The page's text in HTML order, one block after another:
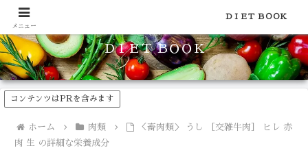
食品のカロリーや糖質などの栄養素がわかる！健康やダイエットに
ＤＩＥＴ ＢＯＯＫ
コンテンツはPRを含みます
ホーム 肉類
＜畜肉類＞ うし ［交雑牛肉］ ヒレ 赤
肉 生 の詳細な栄養成分
メニュー
ＤＩＥＴ ＢＯＯＫ